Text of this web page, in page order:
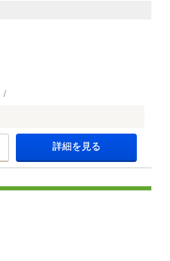
詳細を見る